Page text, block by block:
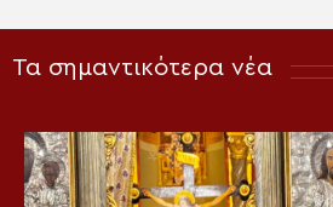
Τα σημαντικότερα νέα